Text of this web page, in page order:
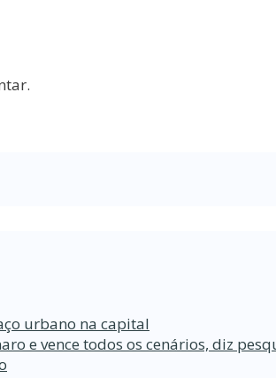
urbano na capital
e vence todos os cenários, diz